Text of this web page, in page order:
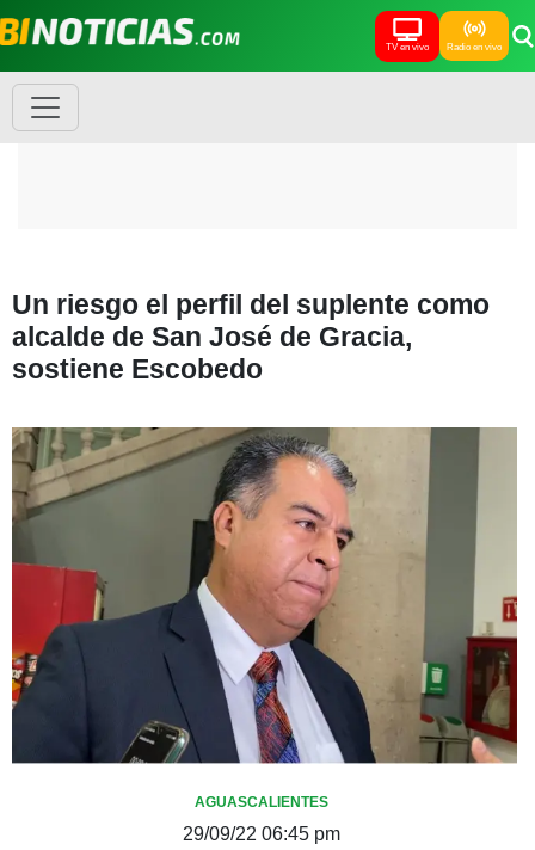
TV en vivo Radio en vivo
Un riesgo el perfil del suplente como
alcalde de San José de Gracia,
sostiene Escobedo
AGUASCALIENTES
29/09/22 06:45 pm